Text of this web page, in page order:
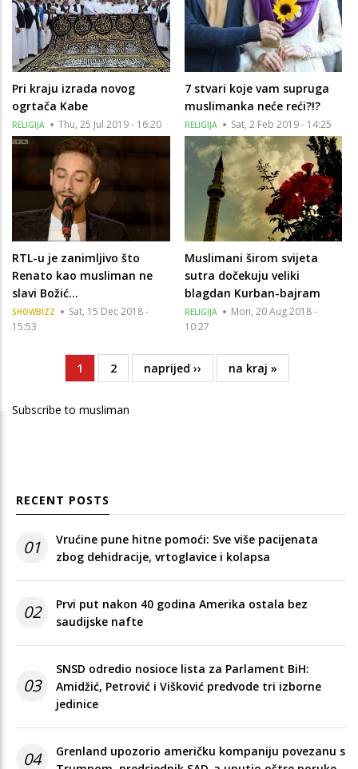
Pri kraju izrada novog
ogrtača Kabe
RELIGIJA Thu, 25 Jul 2019 - 16:20
7 stvari koje vam supruga
muslimanka neće reći?!?
RELIGIJA Sat, 2 Feb 2019 - 14:25
RTL-u je zanimljivo što
Renato kao musliman ne
slavi Božić...
SHOWBIZZ
Sat, 15 Dec 2018 -
15:53
Muslimani širom svijeta
sutra dočekuju veliki
blagdan Kurban-bajram
RELIGIJA
Mon, 20 Aug 2018 -
10:27
PaginationCurrent
page
1 Page
2
Next
page
naprijed ››
Last
page
na kraj »
Subscribe to musliman
RECENT POSTS
01
Vrućine pune hitne pomoći: Sve više pacijenata
zbog dehidracije, vrtoglavice i kolapsa
02
Prvi put nakon 40 godina Amerika ostala bez
saudijske nafte
03
SNSD odredio nosioce lista za Parlament BiH:
Amidžić, Petrović i Višković predvode tri izborne
jedinice
04
Grenland upozorio američku kompaniju povezanu s